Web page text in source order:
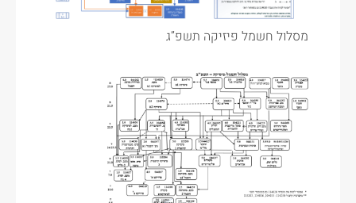
מסלול חשמל פיזיקה תשפ”ג